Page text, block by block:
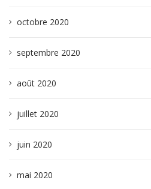
octobre 2020
septembre 2020
août 2020
juillet 2020
juin 2020
mai 2020